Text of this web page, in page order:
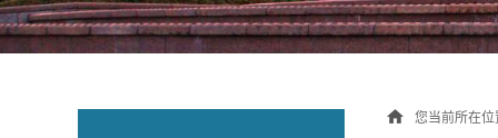
您当前所在